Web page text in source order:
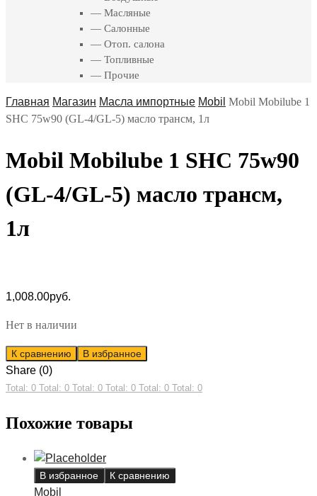
— Масляные
— Салонные
— Отоп. салона
— Топливные
— Прочие
Главная Магазин Масла импортные Mobil Mobil Mobilube 1
SHC 75w90 (GL-4/GL-5) масло трансм, 1л
Mobil Mobilube 1 SHC 75w90
(GL-4/GL-5) масло трансм,
1л
1,008.00руб.
Нет в наличии
К сравнению В избранное
Share (0)
Total: 0 Total: 0 Total: 0 Total: 0 Total: 0 Total: 0
Похожие товары
В избранное К сравнению
Mobil